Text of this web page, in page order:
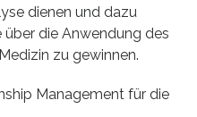
dienen und dazu
über die Anwendung des
zu gewinnen.
Management für die